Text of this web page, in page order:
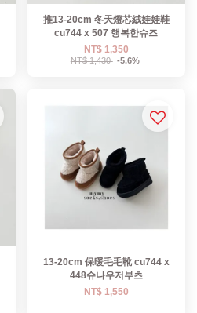
推13-20cm 冬天燈芯絨娃娃鞋
cu744 x 507 행복한슈즈
NT$ 1,350
NT$ 1,430 -5.6%
13-20cm 保暖毛毛靴 cu744 x
448슈나우저부츠
NT$ 1,550